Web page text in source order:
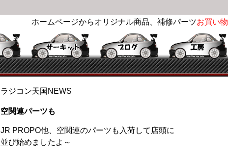
ホームページからオリジナル商品、補修パーツお買い物
ラジコン天国NEWS
空関連パーツも
JR PROPO他、空関連のパーツも入荷して店頭に
並び始めましたよ～